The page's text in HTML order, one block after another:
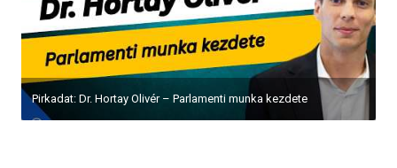
Pirkadat: Dr. Hortay Olivér – Parlamenti munka kezdete